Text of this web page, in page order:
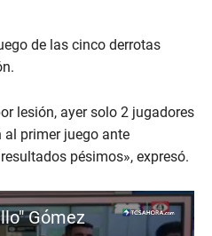
de las cinco derrotas
lesión, ayer solo 2 jugadores
primer juego ante
pésimos», expresó.
Gómez